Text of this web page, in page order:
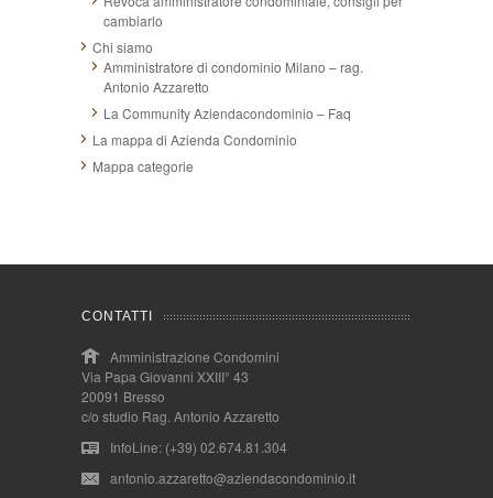
cambiarlo
Chi siamo
Amministratore di condominio Milano – rag.
Antonio Azzaretto
La Community Aziendacondominio – Faq
La mappa di Azienda Condominio
Mappa categorie
CONTATTI
Amministrazione Condomini
Via Papa Giovanni XXIII° 43
20091 Bresso
c/o studio Rag. Antonio Azzaretto
InfoLine: (+39) 02.674.81.304
antonio.azzaretto@aziendacondominio.it